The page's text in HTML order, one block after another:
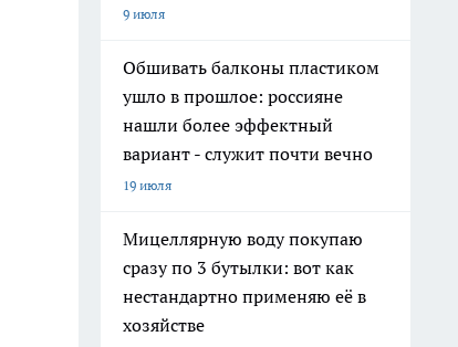
9 июля
Обшивать балконы пластиком
ушло в прошлое: россияне
нашли более эффектный
вариант - служит почти вечно
19 июля
Мицеллярную воду покупаю
сразу по 3 бутылки: вот как
нестандартно применяю её в
хозяйстве